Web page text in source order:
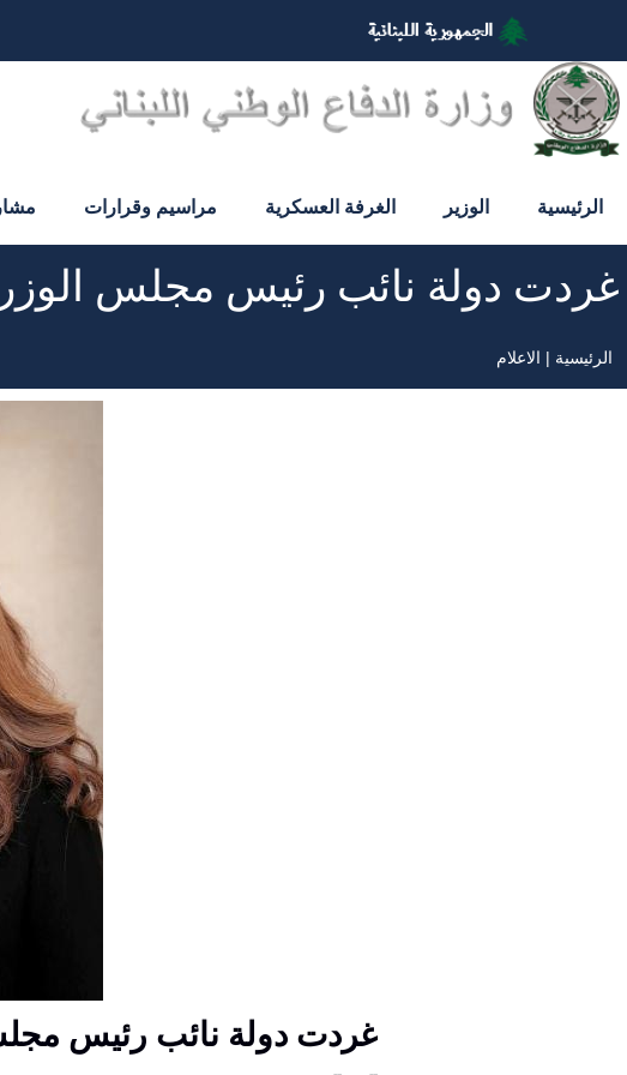
المحتوى
الرئيسي
الرئيسية الوزير الغرفة العسكرية مراسيم وقرارات
غردت دولة نائب رئيس مجلس
مسار
الرئيسية الاعلام
غردت دولة نائب رئيس